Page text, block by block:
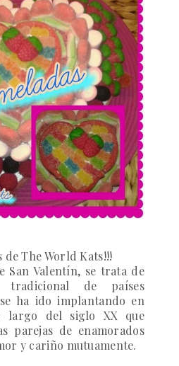
de The World Kats!!!
San Valentín, se trata de
tradicional de países
ha ido implantando en
largo del siglo XX que
parejas de enamorados
y cariño mutuamente.